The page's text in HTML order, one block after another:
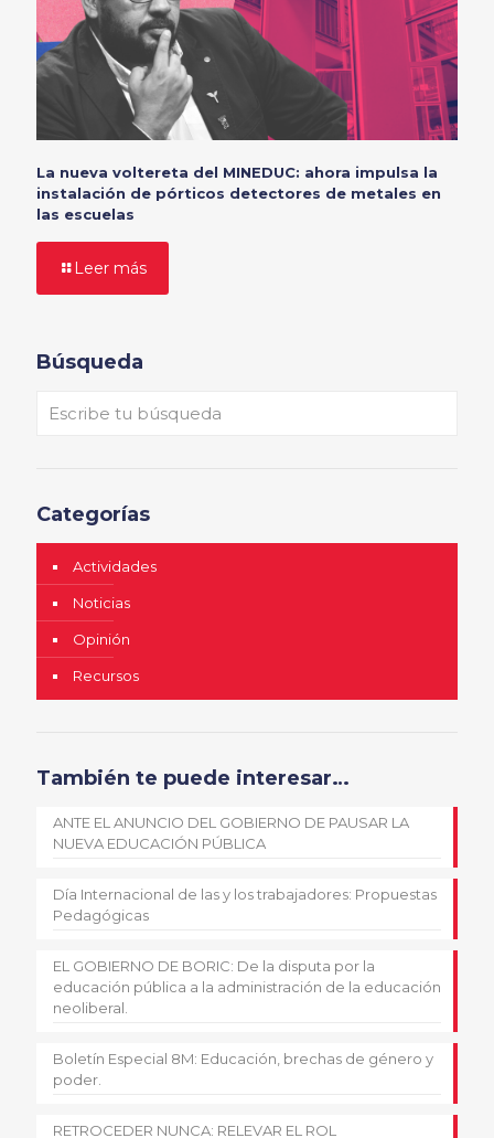
La nueva voltereta del MINEDUC: ahora impulsa la
instalación de pórticos detectores de metales en
las escuelas
Leer más
Búsqueda
Categorías
Actividades
Noticias
Opinión
Recursos
También te puede interesar…
ANTE EL ANUNCIO DEL GOBIERNO DE PAUSAR LA
NUEVA EDUCACIÓN PÚBLICA
Día Internacional de las y los trabajadores: Propuestas
Pedagógicas
EL GOBIERNO DE BORIC: De la disputa por la
educación pública a la administración de la educación
neoliberal.
Boletín Especial 8M: Educación, brechas de género y
poder.
RETROCEDER NUNCA: RELEVAR EL ROL